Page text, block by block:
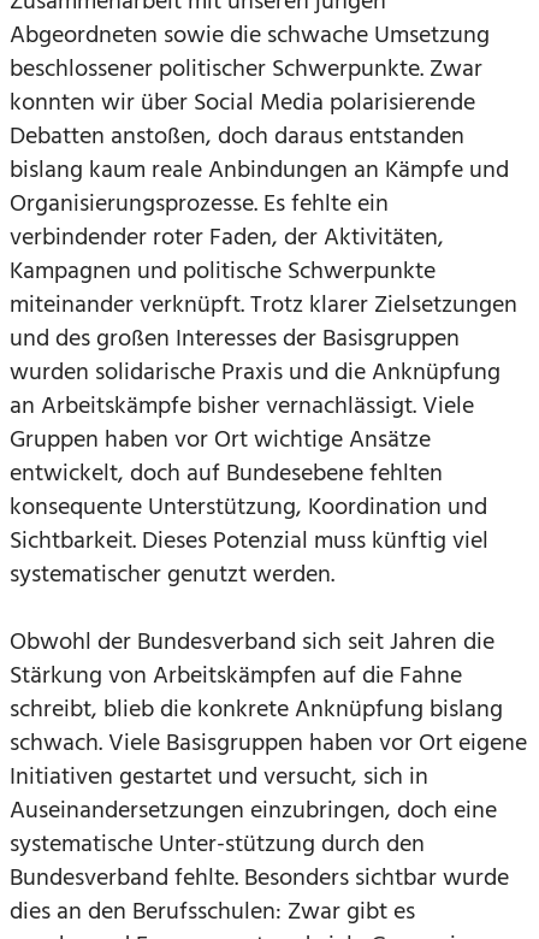
Abgeordneten sowie die schwache Umsetzung
beschlossener politischer Schwerpunkte. Zwar
konnten wir über Social Media polarisierende
Debatten anstoßen, doch daraus entstanden
bislang kaum reale Anbindungen an Kämpfe und
Organisierungsprozesse. Es fehlte ein
verbindender roter Faden, der Aktivitäten,
Kampagnen und politische Schwerpunkte
miteinander verknüpft. Trotz klarer Zielsetzungen
und des großen Interesses der Basisgruppen
wurden solidarische Praxis und die Anknüpfung
an Arbeitskämpfe bisher vernachlässigt. Viele
Gruppen haben vor Ort wichtige Ansätze
entwickelt, doch auf Bundesebene fehlten
konsequente Unterstützung, Koordination und
Sichtbarkeit. Dieses Potenzial muss künftig viel
systematischer genutzt werden.
Obwohl der Bundesverband sich seit Jahren die
Stärkung von Arbeitskämpfen auf die Fahne
schreibt, blieb die konkrete Anknüpfung bislang
schwach. Viele Basisgruppen haben vor Ort eigene
Initiativen gestartet und versucht, sich in
Auseinandersetzungen einzubringen, doch eine
systematische Unter-stützung durch den
Bundesverband fehlte. Besonders sichtbar wurde
dies an den Berufsschulen: Zwar gibt es